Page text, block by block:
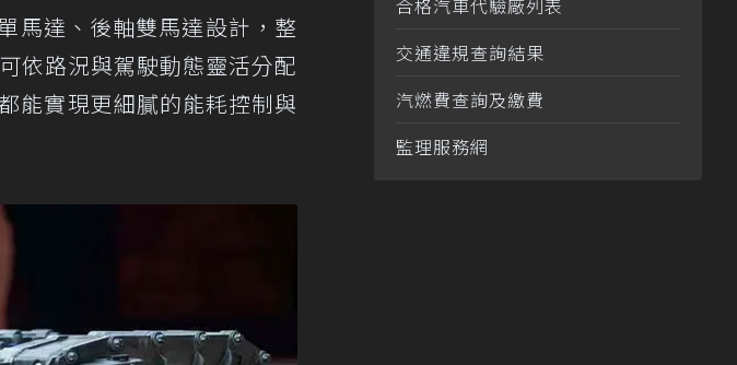
馬達、後軸雙馬達設計，整
依路況與駕駛動態靈活分配
能實現更細膩的能耗控制與
合格汽車代驗廠列表
交通違規查詢結果
汽燃費查詢及繳費
監理服務網